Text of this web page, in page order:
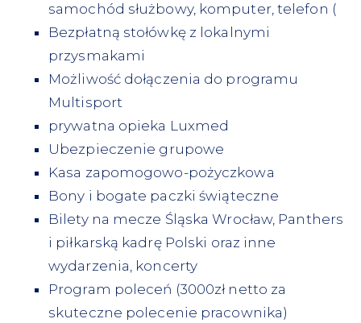
samochód służbowy, komputer, telefon (
Bezpłatną stołówkę z lokalnymi
przysmakami
Możliwość dołączenia do programu
Multisport
prywatna opieka Luxmed
Ubezpieczenie grupowe
Kasa zapomogowo-pożyczkowa
Bony i bogate paczki świąteczne
Bilety na mecze Śląska Wrocław, Panthers
i piłkarską kadrę Polski oraz inne
wydarzenia, koncerty
Program poleceń (3000zł netto za
skuteczne polecenie pracownika)